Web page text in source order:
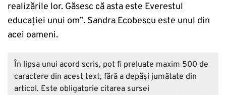
realizările lor. Găsesc că asta este Everestul
educației unui om”. Sandra Ecobescu este unul din
acei oameni.
În lipsa unui acord scris, pot fi preluate maxim 500 de
caractere din acest text, fără a depăşi jumătate din
articol. Este obligatorie citarea sursei